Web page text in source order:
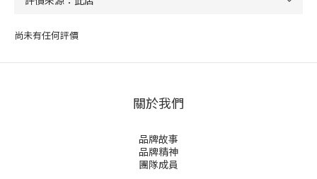
尚未有任何評價
關於我們
品牌故事
品牌精神
團隊成員